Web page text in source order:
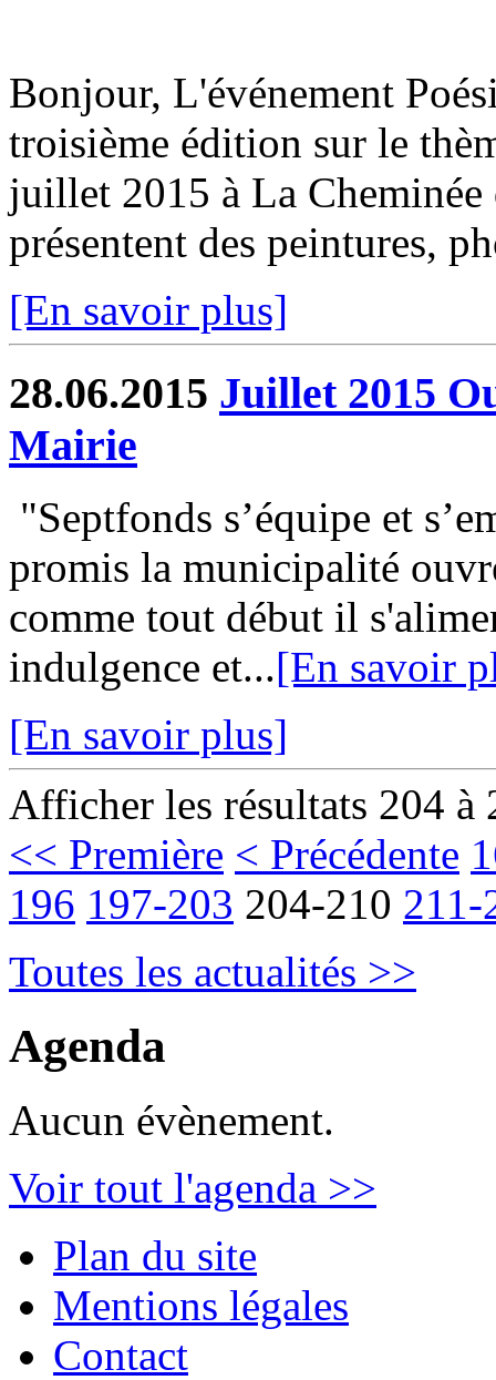
Bonjour, L'événement
troisième édition sur le
juillet 2015 à La
présentent des peintures,
[En savoir plus]
28.06.2015 Juillet 2015
Mairie
"Septfonds s’équipe et
promis la municipalité
comme tout début il
indulgence et...[En savoir
[En savoir plus]
Afficher les résultats 204 à
<< Première < Précédente
196 197-203 204-210 211-
Toutes les actualités >>
Agenda
Aucun évènement.
Voir tout l'agenda >>
Plan du site
Mentions légales
Contact